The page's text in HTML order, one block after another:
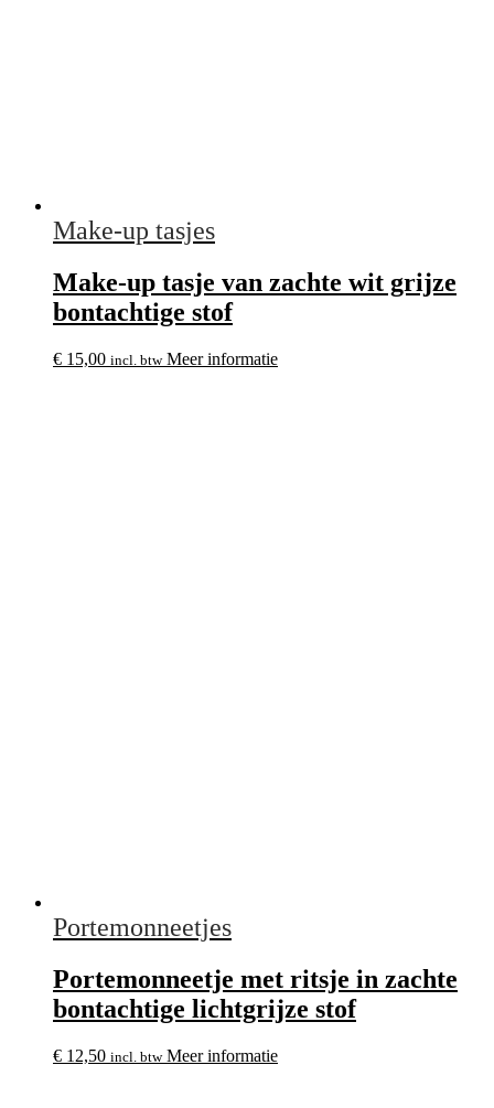
Make-up tasjes
Make-up tasje van zachte wit grijze
bontachtige stof
€ 15,00 incl. btw Meer informatie
Portemonneetjes
Portemonneetje met ritsje in zachte
bontachtige lichtgrijze stof
€ 12,50 incl. btw Meer informatie